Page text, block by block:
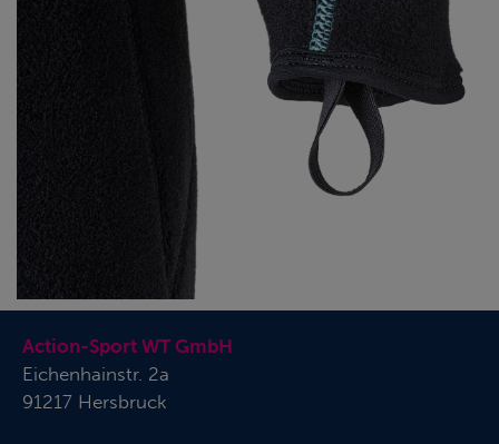
Action-Sport WT GmbH
Eichenhainstr. 2a
91217 Hersbruck